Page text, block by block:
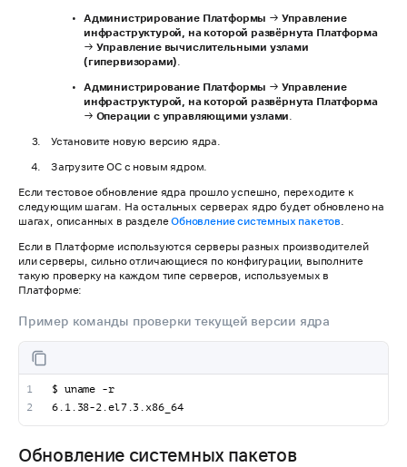
Администрирование Платформы → Управление
инфраструктурой, на которой развёрнута Платформа
→ Управление вычислительными узлами
(гипервизорами).
Администрирование Платформы → Управление
инфраструктурой, на которой развёрнута Платформа
→ Операции с управляющими узлами.
Установите новую версию ядра.
Загрузите ОС с новым ядром.
Если тестовое обновление ядра прошло успешно, переходите к
следующим шагам. На остальных серверах ядро будет обновлено на
шагах, описанных в разделеОбновление системных пакетов.
Если в Платформе используются серверы разных производителей
или серверы, сильно отличающиеся по конфигурации, выполните
такую проверку на каждом типе серверов, используемых в
Платформе:
Пример команды проверки текущей версии ядра
$ uname -r
6.1.38-2.el7.3.x86_64
Обновление системных пакетов